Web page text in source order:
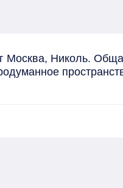
г Москва, Николь.